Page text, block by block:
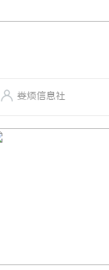
娄烦信息社